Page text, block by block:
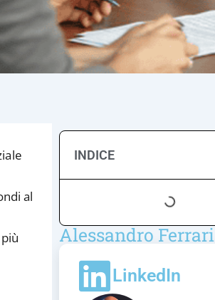
al
INDICE
Alessandro Ferrari
LinkedIn